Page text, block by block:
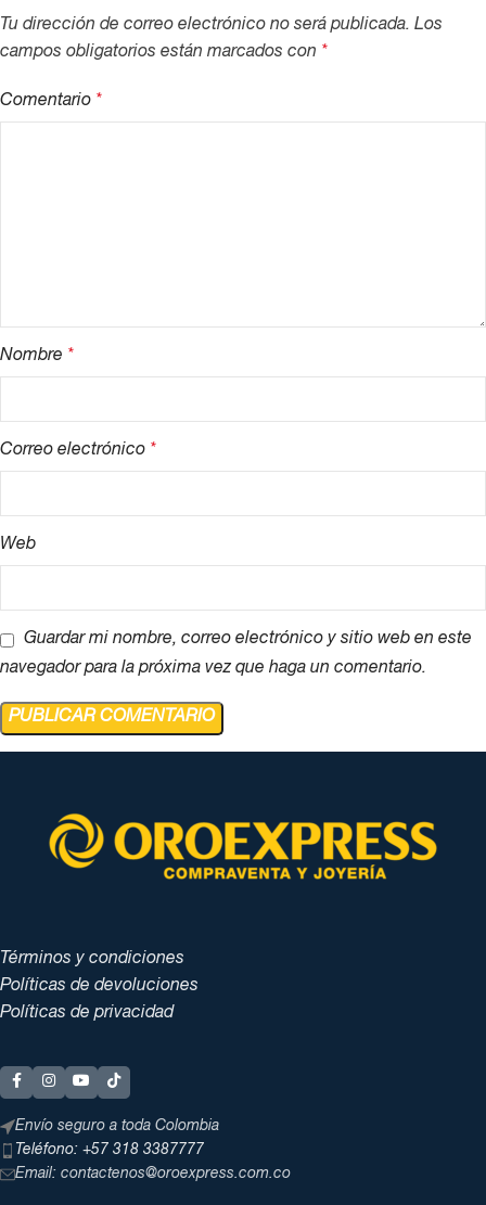
Tu dirección de correo electrónico no será publicada. Los
campos obligatorios están marcados con *
Comentario *
Nombre *
Correo electrónico *
Web
Guardar mi nombre, correo electrónico y sitio web en este
navegador para la próxima vez que haga un comentario.
Términos y condiciones
Políticas de devoluciones
Políticas de privacidad
Envío seguro a toda Colombia
Teléfono: +57 318 3387777
Email: contactenos@oroexpress.com.co